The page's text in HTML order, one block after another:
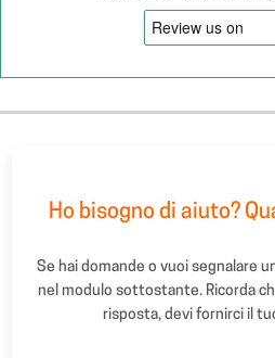
Ho bisogno di aiuto?
Se hai domande o vuoi segnalare
nel modulo sottostante. Ricorda
risposta, devi fornirci il